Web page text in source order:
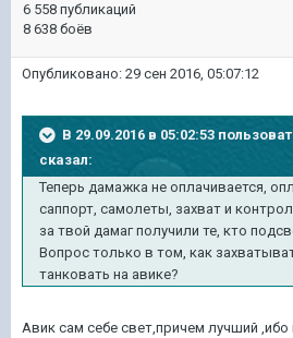
6 558 публикаций
8 638 боёв
Опубликовано: 29 сен 2016, 05:07:12
В 29.09.2016 в 05:02:53
сказал:
Теперь дамажка не оплачивается,
саппорт, самолеты, захват и
за твой дамаг получили те, кто
Вопрос только в том, как
танковать на авике?
Авик сам себе свет,причем лучший